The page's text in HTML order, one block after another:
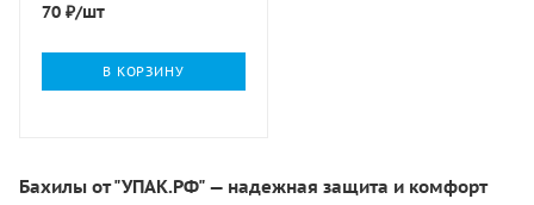
70 ₽/шт
В КОРЗИНУ
Бахилы от "УПАК.РФ" — надежная защита и комфорт